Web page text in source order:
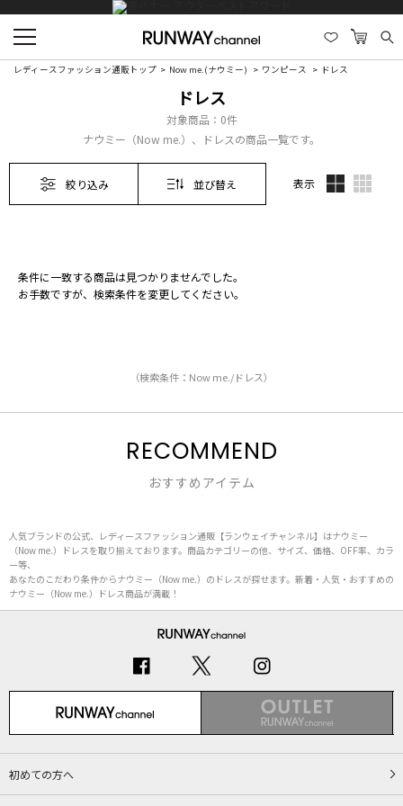
レディースファッション通販トップ Now me.(ナウミー) ワンピース ドレス
ドレス
対象商品： 0件
ナウミー（Now me.）、ドレスの商品一覧です。
絞り込み 並び替え 表示
条件に一致する商品は見つかりませんでした。
お手数ですが、検索条件を変更してください。
（検索条件：Now me./ドレス）
RECOMMEND
おすすめアイテム
人気ブランドの公式、レディースファッション通販【ランウェイチャンネル】はナウミー
（Now me.）ドレスを取り揃えております。商品カテゴリーの他、サイズ、価格、OFF率、カラ
ー等、
あなたのこだわり条件からナウミー（Now me.）のドレスが探せます。新着・人気・おすすめの
ナウミー（Now me.）ドレス商品が満載！
初めての方へ